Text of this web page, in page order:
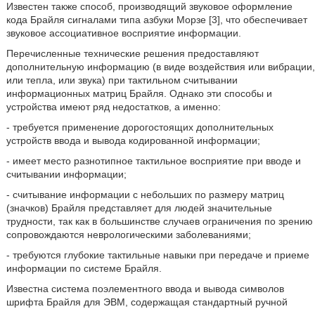
Известен также способ, производящий звуковое оформление
кода Брайля сигналами типа азбуки Морзе [3], что обеспечивает
звуковое ассоциативное восприятие информации.
Перечисленные технические решения предоставляют
дополнительную информацию (в виде воздействия или вибрации,
или тепла, или звука) при тактильном считывании
информационных матриц Брайля. Однако эти способы и
устройства имеют ряд недостатков, а именно:
- требуется применение дорогостоящих дополнительных
устройств ввода и вывода кодированной информации;
- имеет место разнотипное тактильное восприятие при вводе и
считывании информации;
- считывание информации с небольших по размеру матриц
(значков) Брайля представляет для людей значительные
трудности, так как в большинстве случаев ограничения по зрению
сопровождаются неврологическими заболеваниями;
- требуются глубокие тактильные навыки при передаче и приеме
информации по системе Брайля.
Известна система поэлементного ввода и вывода символов
шрифта Брайля для ЭВМ, содержащая стандартный ручной